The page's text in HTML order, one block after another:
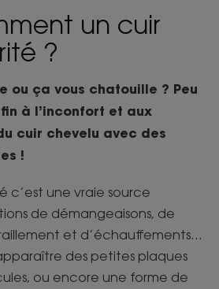
un cuir
?
ou ça vous chatouille ? Peu
à l’inconfort et aux
cuir chevelu avec des
!
c’est une vraie source
de démangeaisons, de
et d’échauffements...
des petites plaques
ou encore une forme de